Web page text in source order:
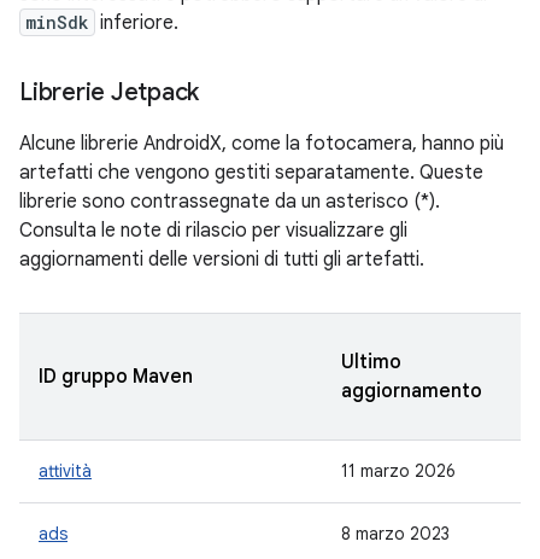
minSdk inferiore.
Librerie Jetpack
Alcune librerie AndroidX, come la fotocamera, hanno più
artefatti che vengono gestiti separatamente. Queste
librerie sono contrassegnate da un asterisco (*).
Consulta le note di rilascio per visualizzare gli
aggiornamenti delle versioni di tutti gli artefatti.
ID gruppo Maven
Ultimo
aggiornamento
attività 11 marzo 2026
ads 8 marzo 2023